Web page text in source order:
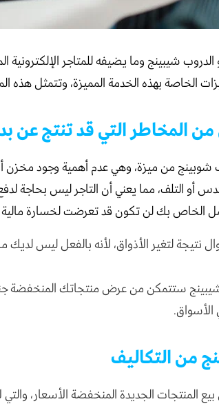
شيبينج وما يضيفه للمتاجر الإلكترونية
الخاصة بهذه الخدمة المميزة، وتتمثل هذه
المخاطر التي قد تنتج عن
شوبينج من ميزة، وهي عدم أهمية وجود
أو التلف، مما يعني أن التاجر ليس بحاجة
الخاص بك لن تكون قد تعرضت لخسارة مالية
نتيجة لتغير الأذواق، لأنه بالفعل ليس
ستتمكن من عرض منتجاتك المنخفضة
الأسواق.
من التكاليف
المنتجات الجديدة المنخفضة الأسعار، والتي